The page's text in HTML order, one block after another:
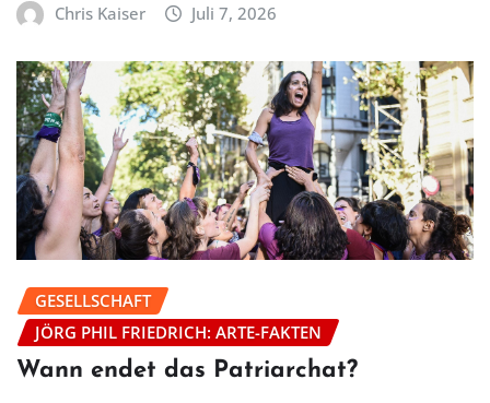
Chris Kaiser Juli 7, 2026
GESELLSCHAFT
JÖRG PHIL FRIEDRICH: ARTE-FAKTEN
Wann endet das Patriarchat?